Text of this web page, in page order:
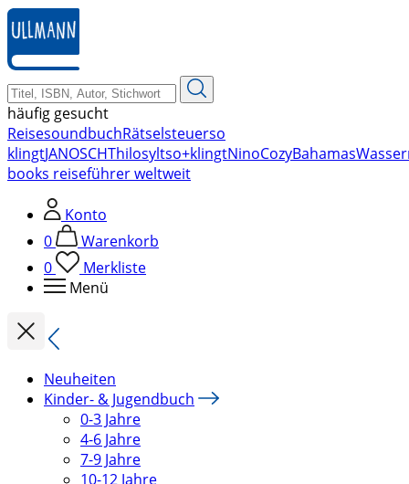
zum
Hauptinhalt
springen
häufig gesucht
ReisesoundbuchRätselsteuerso
klingtJANOSCHThilosyltso+klingtNinoCozyBahamas
books reiseführer weltweit
Konto
0
Warenkorb
0
Merkliste
Menü
Neuheiten
Kinder- & Jugendbuch
0-3 Jahre
4-6 Jahre
7-9 Jahre
10-12 Jahre